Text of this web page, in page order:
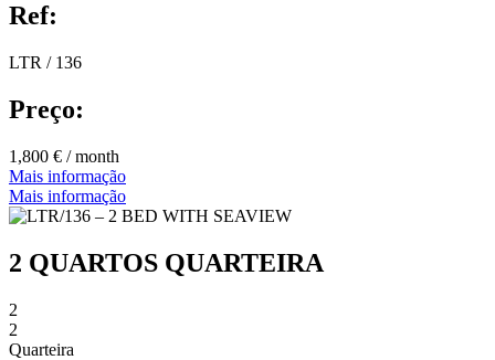
Ref:
LTR / 136
Preço:
1,800 € / month
Mais informação
Mais informação
2 QUARTOS QUARTEIRA
2
2
Quarteira